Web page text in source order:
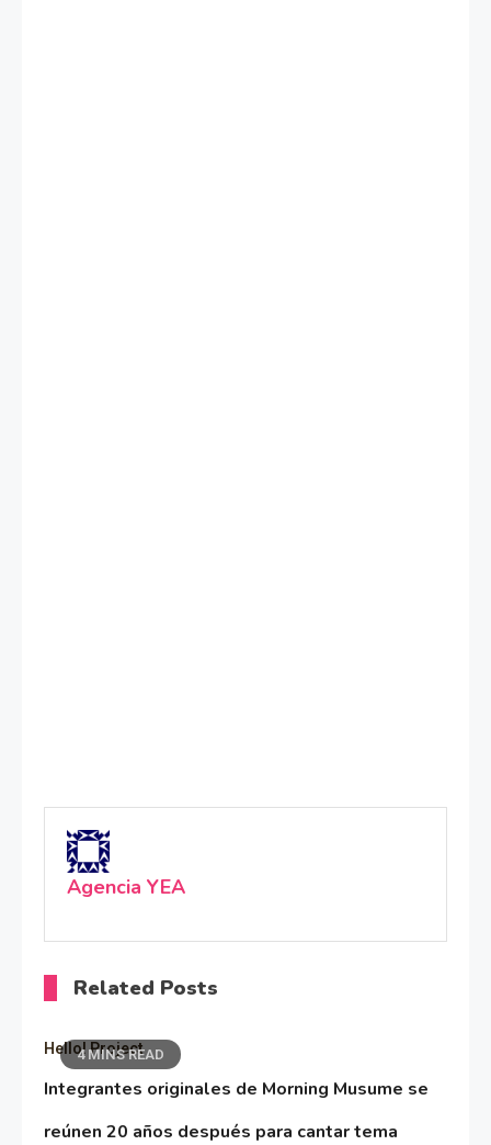
Agencia YEA
Related Posts
4 MINS READ
Hello! Project
Integrantes originales de Morning Musume se
reúnen 20 años después para cantar tema